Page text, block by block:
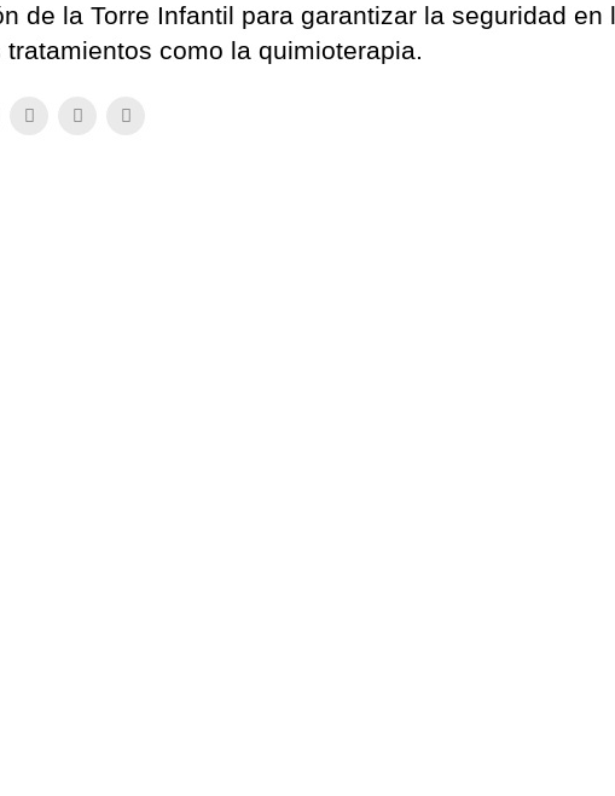
de la Torre Infantil para garantizar la seguridad en
como la quimioterapia.